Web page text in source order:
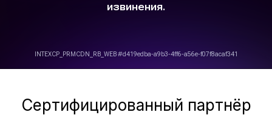
Сертифицированный партнёр